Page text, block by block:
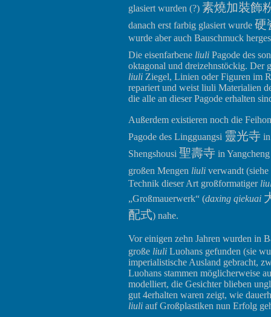
glasiert wurden (?) 素燒加裝飾
danach erst farbig glasiert wurde 硬
wurde aber auch Bauschmuck
Die eisenfarbene liuli Pagode des
oktagonal und dreizehnstöckig. Der
liuli Ziegel, Linien oder Figuren im
repariert und weist liuli Materialien
die alle an dieser Pagode erhalten
Außerdem existieren noch die
Pagode des Lingguangsi 靈光寺
Shengshousi 聖壽寺 in
großen Mengen liuli verwandt
Technik dieser Art großformatiger
„Großmauerwerk“ (daxing qiekuai
配式) nahe.
Vor einigen zehn Jahren wurden in
große liuli Luohans gefunden (sie
imperialistische Ausland gebracht,
Luohans stammen möglicherweise
modelliert, die Gesichter blieben
gut 4erhalten waren zeigt, wie
liuli auf Großplastiken nun Erfolg